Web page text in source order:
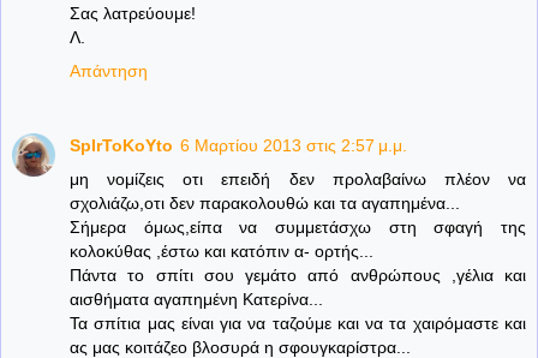
Σας λατρεύουμε!
Λ.
Απάντηση
SpIrToKoYto 6 Μαρτίου 2013 στις 2:57 μ.μ.
μη νομίζεις οτι επειδή δεν προλαβαίνω πλέον να
σχολιάζω,οτι δεν παρακολουθώ και τα αγαπημένα...
Σήμερα όμως,είπα να συμμετάσχω στη σφαγή της
κολοκύθας ,έστω και κατόπιν α- ορτής...
Πάντα το σπίτι σου γεμάτο από ανθρώπους ,γέλια και
αισθήματα αγαπημένη Κατερίνα...
Τα σπίτια μας είναι για να ταζούμε και να τα χαιρόμαστε και
ας μας κοιτάζεο βλοσυρά η σφουγκαρίστρα...